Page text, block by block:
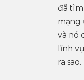
đã tìm
mạng
và nó
lĩnh
ra sao.